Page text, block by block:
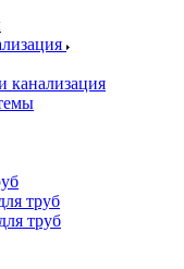
канализация
труб
труб